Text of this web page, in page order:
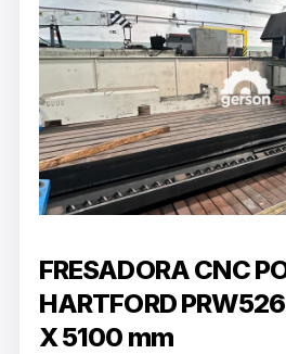
FRESADORA CNC
HARTFORD
X 5100 mm